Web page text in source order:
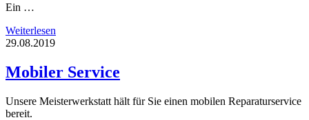
Ein …
Weiterlesen
29.08.2019
Mobiler Service
Unsere Meisterwerkstatt hält für Sie einen mobilen Reparaturservice
bereit.